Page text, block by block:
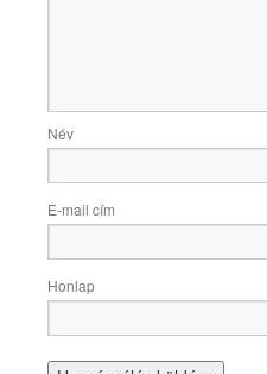
Név
E-mail cím
Honlap